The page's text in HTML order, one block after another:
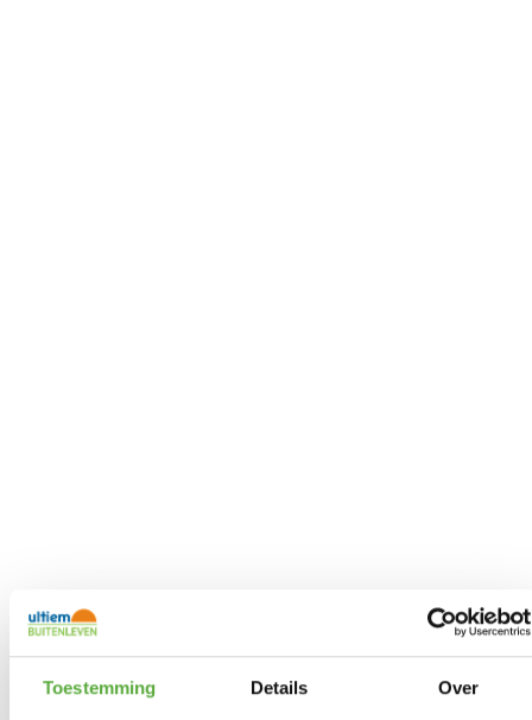
Toestemming Details Over